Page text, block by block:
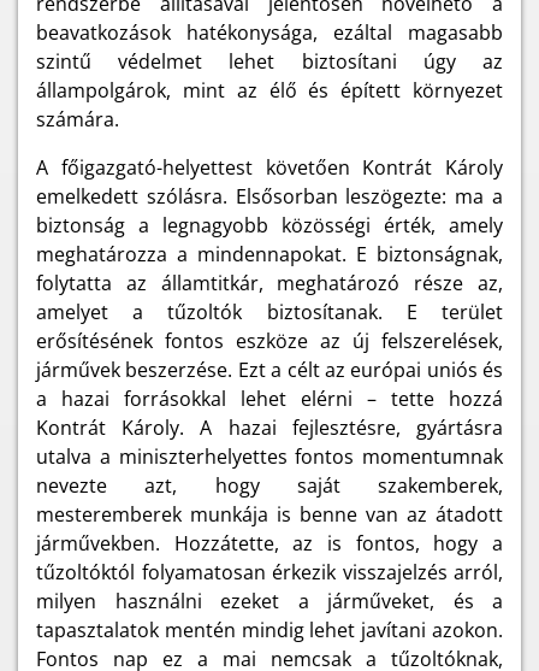
beavatkozások hatékonysága, ezáltal magasabb
szintű védelmet lehet biztosítani úgy az
állampolgárok, mint az élő és épített környezet
számára.
A főigazgató-helyettest követően Kontrát Károly
emelkedett szólásra. Elsősorban leszögezte: ma a
biztonság a legnagyobb közösségi érték, amely
meghatározza a mindennapokat. E biztonságnak,
folytatta az államtitkár, meghatározó része az,
amelyet a tűzoltók biztosítanak. E terület
erősítésének fontos eszköze az új felszerelések,
járművek beszerzése. Ezt a célt az európai uniós és
a hazai forrásokkal lehet elérni – tette hozzá
Kontrát Károly. A hazai fejlesztésre, gyártásra
utalva a miniszterhelyettes fontos momentumnak
nevezte azt, hogy saját szakemberek,
mesteremberek munkája is benne van az átadott
járművekben. Hozzátette, az is fontos, hogy a
tűzoltóktól folyamatosan érkezik visszajelzés arról,
milyen használni ezeket a járműveket, és a
tapasztalatok mentén mindig lehet javítani azokon.
Fontos nap ez a mai nemcsak a tűzoltóknak,